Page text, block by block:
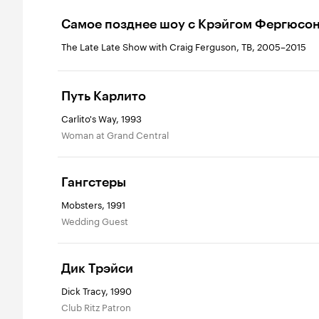
Самое позднее шоу с Крэйгом
The Late Late Show with Craig Ferguson, ТВ, 2005–2015
Путь Карлито
Carlito's Way, 1993
Woman at Grand Central
Гангстеры
Mobsters, 1991
Wedding Guest
Дик Трэйси
Dick Tracy, 1990
Club Ritz Patron